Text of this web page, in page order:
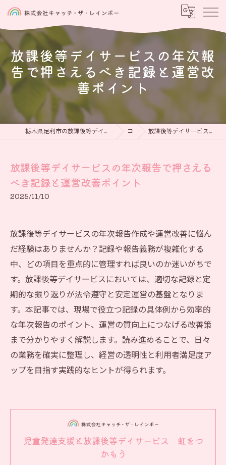
放課後等デイサービスの年次報
告で押さえるべき記録と運営改
善ポイント
栃木県足利市の放課後等デイサービスなら児童発達支援と放課後等デイサービス 虹をつかもう コラム 放課後等デイサービスの年次報告で押さえるべき記録と運営改善ポイント
放課後等デイサービスの年次報告で押さえる
べき記録と運営改善ポイント
2025/11/10
放課後等デイサービスの年次報告作成や運営改善に悩ん
だ経験はありませんか？記録や報告義務が複雑化する
中、どの項目を重点的に管理すれば良いのか迷いがちで
す。放課後等デイサービスにおいては、適切な記録と定
期的な振り返りが法令遵守と安定運営の基盤となりま
す。本記事では、現場で役立つ記録の具体例から効率的
な年次報告のポイント、運営の質向上につなげる改善策
まで分かりやすく解説します。読み進めることで、日々
の業務を確実に整理し、経営の透明性と利用者満足度ア
ップを目指す実践的なヒントが得られます。
児童発達支援と放課後等デイサービス 虹をつ
かもう